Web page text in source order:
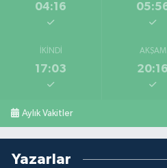
04:16
İKINDI
17:03
AKŞAM
20:16
Aylık Vakitler
Yazarlar